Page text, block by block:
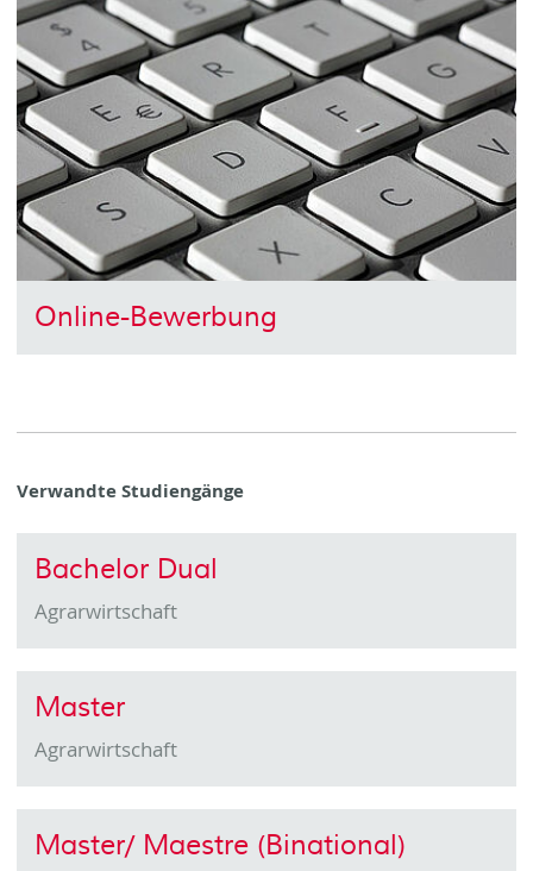
Online-Bewerbung
Verwandte Studiengänge
Bachelor Dual
Agrarwirtschaft
Master
Agrarwirtschaft
Master/ Maestre (Binational)